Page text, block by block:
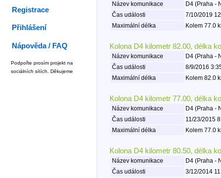
Název komunikace
D4 (Praha -
Čas události
7/10/2019
Maximální délka
Kolem 77.0
Kolona D4 kilometr 82.00, délka
Název komunikace
D4 (Praha -
Čas události
8/9/2016
Maximální délka
Kolem 82.0
Kolona D4 kilometr 77.00, délka
Název komunikace
D4 (Praha -
Čas události
11/23/2015
Maximální délka
Kolem 77.0
Kolona D4 kilometr 80.50, délka
Název komunikace
D4 (Praha -
Čas události
3/12/2014
Registrace
Přihlášení
Nápověda / FAQ
Podpořte prosím projekt na
sociálních sítích. Děkujeme